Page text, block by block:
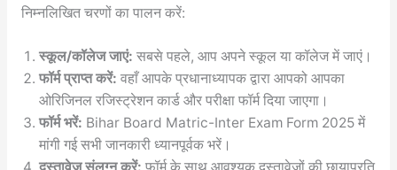
निम्नलिखित चरणों का पालन करें:
स्कूल/कॉलेज जाएं: सबसे पहले, आप अपने स्कूल या कॉलेज में जाएं।
फॉर्म प्राप्त करें: वहाँ आपके प्रधानाध्यापक द्वारा आपको आपका
ओरिजिनल रजिस्ट्रेशन कार्ड और परीक्षा फॉर्म दिया जाएगा।
फॉर्म भरें: Bihar Board Matric-Inter Exam Form 2025 में
मांगी गई सभी जानकारी ध्यानपूर्वक भरें।